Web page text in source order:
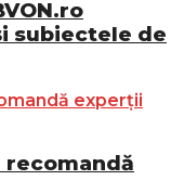
subiectele de
recomandă